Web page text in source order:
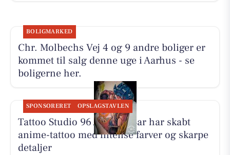
BOLIGMARKED
Chr. Molbechs Vej 4 og 9 andre boliger er
kommet til salg denne uge i Aarhus - se
boligerne her.
SPONSORERET OPSLAGSTAVLEN
Tattoo Studio 96 Aarhus: Bar har skabt
anime-tattoo med intense farver og skarpe
detaljer